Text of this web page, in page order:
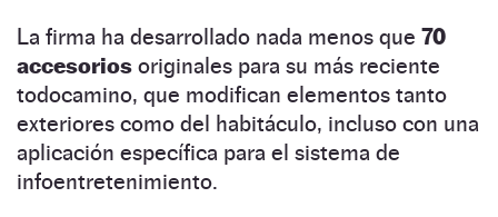
La firma ha desarrollado nada menos que 70
accesorios originales para su más reciente
todocamino, que modifican elementos tanto
exteriores como del habitáculo, incluso con una
aplicación específica para el sistema de
infoentretenimiento.